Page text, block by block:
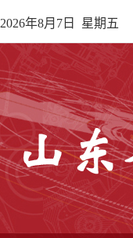
2026年8月7日 星期五